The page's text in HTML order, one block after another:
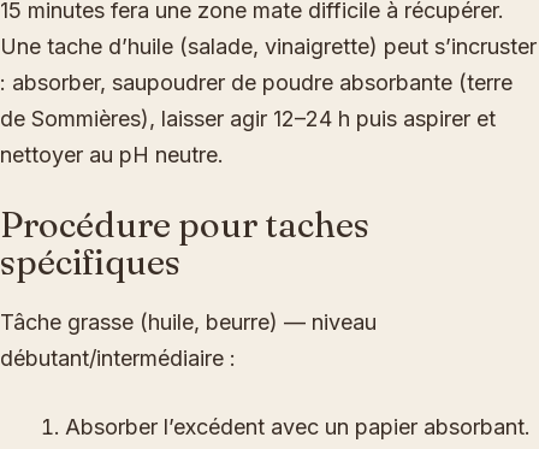
15 minutes fera une zone mate difficile à récupérer.
Une tache d’huile (salade, vinaigrette) peut s’incruster
: absorber, saupoudrer de poudre absorbante (terre
de Sommières), laisser agir 12–24 h puis aspirer et
nettoyer au pH neutre.
Procédure pour taches
spécifiques
Tâche grasse (huile, beurre) — niveau
débutant/intermédiaire :
Absorber l’excédent avec un papier absorbant.